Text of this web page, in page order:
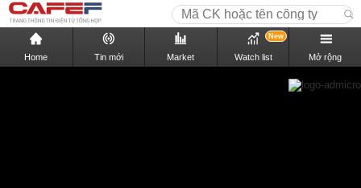
Home Tin mới Market Watch list
New
Mở rộng